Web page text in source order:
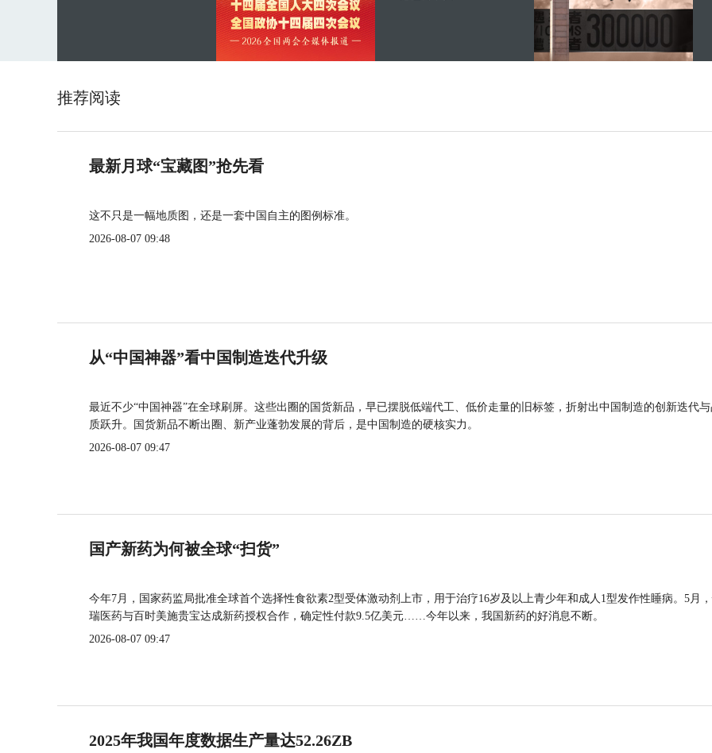
推荐阅读
最新月球“宝藏图”抢先看
这不只是一幅地质图，还是一套中国自主的图例标准。
2026-08-07 09:48
从“中国神器”看中国制造迭代升级
最近不少“中国神器”在全球刷屏。这些出圈的国货新品，早已摆脱低端代工、低价走量的旧标签，折射出中国制造的创新迭代
质跃升。国货新品不断出圈、新产业蓬勃发展的背后，是中国制造的硬核实力。
2026-08-07 09:47
国产新药为何被全球“扫货”
今年7月，国家药监局批准全球首个选择性食欲素2型受体激动剂上市，用于治疗16岁及以上青少年和成人1型发作性睡病。5月
瑞医药与百时美施贵宝达成新药授权合作，确定性付款9.5亿美元……今年以来，我国新药的好消息不断。
2026-08-07 09:47
2025年我国年度数据生产量达52.26ZB